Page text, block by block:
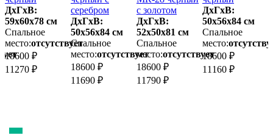
ДхГхВ:
59х60x78 см
Спальное
место:отсутствует
18600 ₽
11270 ₽
серебром
ДхГхВ:
50х56x84 см
Спальное
место:отсутствует
18600 ₽
11690 ₽
с золотом
ДхГхВ:
52х50x81 см
Спальное
место:отсутствует
18600 ₽
11790 ₽
ДхГхВ:
50х56x84 см
Спальное
место:
18600 ₽
11160 ₽